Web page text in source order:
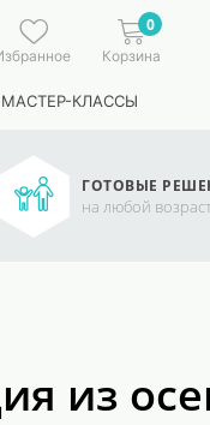
0
Корзина
КЛАССЫ
ГОТОВЫЕ
на любой возраст
из